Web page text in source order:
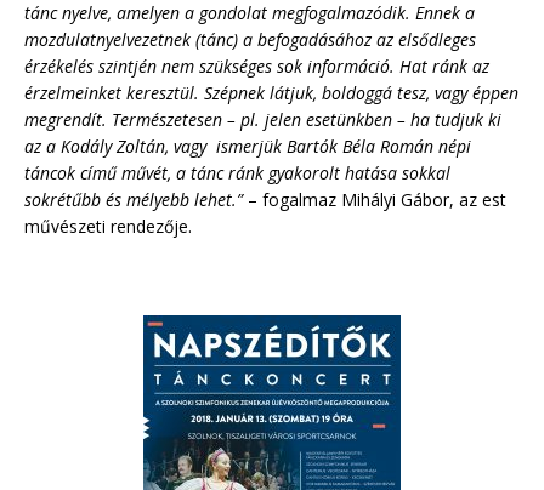
tánc nyelve, amelyen a gondolat megfogalmazódik. Ennek a
mozdulatnyelvezetnek (tánc) a befogadásához az elsődleges
érzékelés szintjén nem szükséges sok információ. Hat ránk az
érzelmeinket keresztül. Szépnek látjuk, boldoggá tesz, vagy éppen
megrendít. Természetesen – pl. jelen esetünkben – ha tudjuk ki
az a Kodály Zoltán, vagy ismerjük Bartók Béla Román népi
táncok című művét, a tánc ránk gyakorolt hatása sokkal
sokrétűbb és mélyebb lehet.”– fogalmaz Mihályi Gábor, az est
művészeti rendezője.